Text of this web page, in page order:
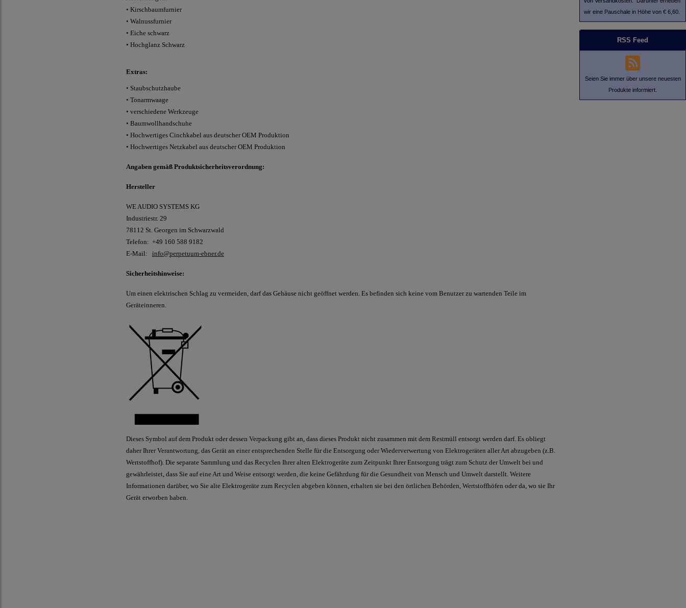
• Kirschbaumfurnier
• Walnussfurnier
• Eiche schwarz
• Hochglanz Schwarz
Extras:
• Staubschutzhaube
• Tonarmwaage
• verschiedene Werkzeuge
• Baumwollhandschuhe
• Hochwertiges Cinchkabel aus deutscher OEM Produktion
• Hochwertiges Netzkabel aus deutscher OEM Produktion
Angaben gemäß Produktsicherheitsverordnung:
Hersteller
WE AUDIO SYSTEMS KG
Industriestr. 29
78112 St. Georgen im Schwarzwald
Telefon: +49 160 588 9182
E-Mail: info@perpetuum-ebner.de
Sicherheitshinweise:
Um einen elektrischen Schlag zu vermeiden, darf das Gehäuse nicht geöffnet werden. Es befinden sich keine vom Benutzer zu wartenden Teile im
Geräteinneren.
Dieses Symbol auf dem Produkt oder dessen Verpackung gibt an, dass dieses Produkt nicht zusammen mit dem Restmüll entsorgt werden darf. Es obliegt
daher Ihrer Verantwortung, das Gerät an einer entsprechenden Stelle für die Entsorgung oder Wiederverwertung von Elektrogeräten aller Art abzugeben (z.B.
Wertstoffhof). Die separate Sammlung und das Recyclen Ihrer alten Elektrogeräte zum Zeitpunkt Ihrer Entsorgung trägt zum Schutz der Umwelt bei und
gewährleistet, dass Sie auf eine Art und Weise entsorgt werden, die keine Gefährdung für die Gesundheit von Mensch und Umwelt darstellt. Weitere
Informationen darüber, wo Sie alte Elektrogeräte zum Recyclen abgeben können, erhalten sie bei den örtlichen Behörden, Wertstoffhöfen oder da, wo sie Ihr
Gerät erworben haben.
wir eine Pauschale in Höhe von € 6,60.
RSS Feed
Seien Sie immer über unsere neuesten
Produkte informiert.